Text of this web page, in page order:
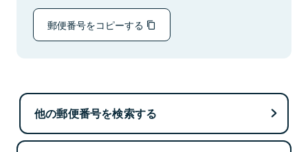
郵便番号をコピーする
他の郵便番号を検索する